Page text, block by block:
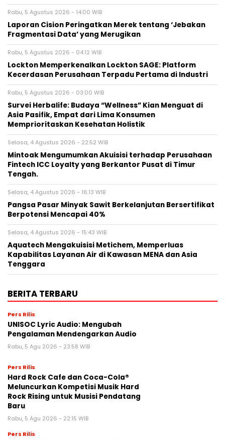
Rabu, 5 Agustus 2026 - 14:00 WIB
Laporan Cision Peringatkan Merek tentang ‘Jebakan
Fragmentasi Data’ yang Merugikan
Rabu, 5 Agustus 2026 - 04:12 WIB
Lockton Memperkenalkan Lockton SAGE: Platform
Kecerdasan Perusahaan Terpadu Pertama di Industri
Rabu, 5 Agustus 2026 - 03:00 WIB
Survei Herbalife: Budaya “Wellness” Kian Menguat di
Asia Pasifik, Empat dari Lima Konsumen
Memprioritaskan Kesehatan Holistik
Selasa, 4 Agustus 2026 - 22:52 WIB
Mintoak Mengumumkan Akuisisi terhadap Perusahaan
Fintech ICC Loyalty yang Berkantor Pusat di Timur
Tengah.
Selasa, 4 Agustus 2026 - 16:13 WIB
Pangsa Pasar Minyak Sawit Berkelanjutan Bersertifikat
Berpotensi Mencapai 40%
Selasa, 4 Agustus 2026 - 15:43 WIB
Aquatech Mengakuisisi Metichem, Memperluas
Kapabilitas Layanan Air di Kawasan MENA dan Asia
Tenggara
BERITA TERBARU
Pers Rilis
UNISOC Lyric Audio: Mengubah
Pengalaman Mendengarkan Audio
Rabu, 5 Agu 2026 - 23:58 WIB
Pers Rilis
Hard Rock Cafe dan Coca-Cola®
Meluncurkan Kompetisi Musik Hard
Rock Rising untuk Musisi Pendatang
Baru
Rabu, 5 Agu 2026 - 22:15 WIB
Pers Rilis